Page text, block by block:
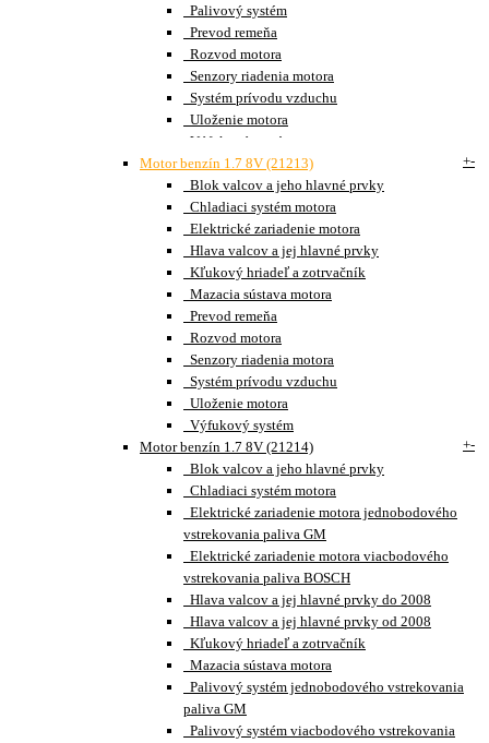
Palivový systém
Prevod remeňa
Rozvod motora
Senzory riadenia motora
Systém prívodu vzduchu
Uloženie motora
Výfukový systém
Motor benzín 1.7 8V (21213)
+-
Blok valcov a jeho hlavné prvky
Chladiaci systém motora
Elektrické zariadenie motora
Hlava valcov a jej hlavné prvky
Kľukový hriadeľ a zotrvačník
Mazacia sústava motora
Prevod remeňa
Rozvod motora
Senzory riadenia motora
Systém prívodu vzduchu
Uloženie motora
Výfukový systém
Motor benzín 1.7 8V (21214)
+-
Blok valcov a jeho hlavné prvky
Chladiaci systém motora
Elektrické zariadenie motora jednobodového
vstrekovania paliva GM
Elektrické zariadenie motora viacbodového
vstrekovania paliva BOSCH
Hlava valcov a jej hlavné prvky do 2008
Hlava valcov a jej hlavné prvky od 2008
Kľukový hriadeľ a zotrvačník
Mazacia sústava motora
Palivový systém jednobodového vstrekovania
paliva GM
Palivový systém viacbodového vstrekovania